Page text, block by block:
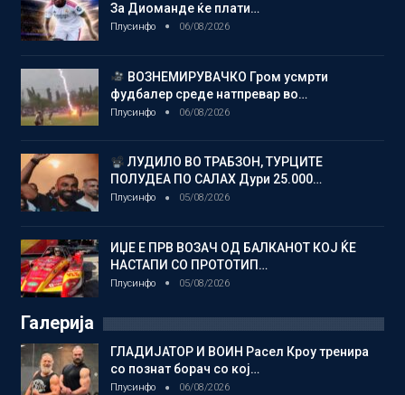
За Диоманде ќе плати…
Плусинфо 06/08/2026
ВОЗНЕМИРУВАЧКО Гром усмрти
фудбалер среде натпревар во…
Плусинфо 06/08/2026
ЛУДИЛО ВО ТРАБЗОН, ТУРЦИТЕ
ПОЛУДЕА ПО САЛАХ Дури 25.000…
Плусинфо 05/08/2026
ИЏЕ Е ПРВ ВОЗАЧ ОД БАЛКАНОТ КОЈ ЌЕ
НАСТАПИ СО ПРОТОТИП…
Плусинфо 05/08/2026
Галерија
ГЛАДИЈАТОР И ВОИН Расел Кроу тренира
со познат борач со кој…
Плусинфо 06/08/2026